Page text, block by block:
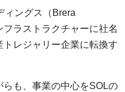
ィングス（Brera
ラストラクチャーに社名
レジャリー企業に転換す
も、事業の中心をSOLの